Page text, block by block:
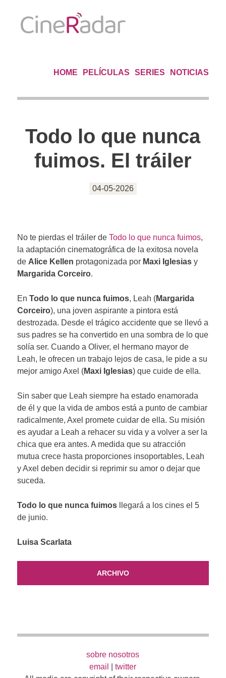
HOME PELÍCULAS SERIES NOTICIAS
Todo lo que nunca
fuimos. El tráiler
04-05-2026
No te pierdas el tráiler de Todo lo que nunca fuimos,
la adaptación cinematográfica de la exitosa novela
de Alice Kellen protagonizada por Maxi Iglesiasy
Margarida Corceiro.
En Todo lo que nunca fuimos, Leah (Margarida
Corceiro), una joven aspirante a pintora está
destrozada. Desde el trágico accidente que se llevó a
sus padres se ha convertido en una sombra de lo que
solía ser. Cuando a Oliver, el hermano mayor de
Leah, le ofrecen un trabajo lejos de casa, le pide a su
mejor amigo Axel (Maxi Iglesias) que cuide de ella.
Sin saber que Leah siempre ha estado enamorada
de él y que la vida de ambos está a punto de cambiar
radicalmente, Axel promete cuidar de ella. Su misión
es ayudar a Leah a rehacer su vida y a volver a ser la
chica que era antes. A medida que su atracción
mutua crece hasta proporciones insoportables, Leah
y Axel deben decidir si reprimir su amor o dejar que
suceda.
Todo lo que nunca fuimosllegará a los cines el 5
de junio.
Luisa Scarlata
ARCHIVO
sobre nosotros
email
|twitter